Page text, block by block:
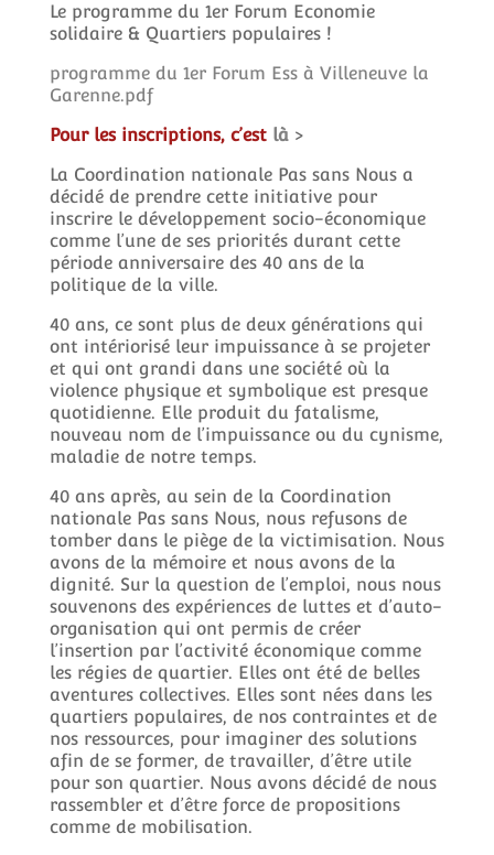
Le programme du 1er Forum Economie
solidaire & Quartiers populaires !
programme du 1er Forum Ess à Villeneuve la
Garenne.pdf
Pour les inscriptions, c’est là>
La Coordination nationale Pas sans Nous a
décidé de prendre cette initiative pour
inscrire le développement socio-économique
comme l’une de ses priorités durant cette
période anniversaire des 40 ans de la
politique de la ville.
40 ans, ce sont plus de deux générations qui
ont intériorisé leur impuissance à se projeter
et qui ont grandi dans une société où la
violence physique et symbolique est presque
quotidienne. Elle produit du fatalisme,
nouveau nom de l’impuissance ou du cynisme,
maladie de notre temps.
40 ans après, au sein de la Coordination
nationale Pas sans Nous, nous refusons de
tomber dans le piège de la victimisation. Nous
avons de la mémoire et nous avons de la
dignité. Sur la question de l’emploi, nous nous
souvenons des expériences de luttes et d’auto-
organisation qui ont permis de créer
l’insertion par l’activité économique comme
les régies de quartier. Elles ont été de belles
aventures collectives. Elles sont nées dans les
quartiers populaires, de nos contraintes et de
nos ressources, pour imaginer des solutions
afin de se former, de travailler, d’être utile
pour son quartier. Nous avons décidé de nous
rassembler et d’être force de propositions
comme de mobilisation.